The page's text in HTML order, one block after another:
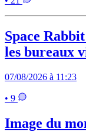
Space
les bureaux
07/08/2026 à 11:23
• 9
Image du